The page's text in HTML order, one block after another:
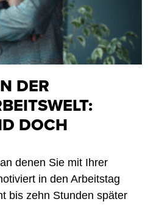
DER
DOCH
denen Sie mit Ihrer
in den Arbeitstag
bis zehn Stunden später